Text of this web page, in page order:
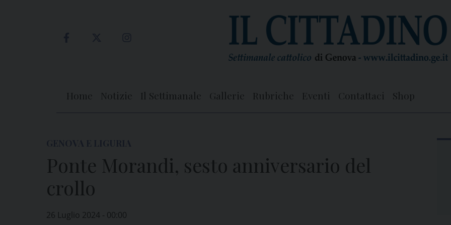
Home Notizie Il Settimanale Gallerie Rubriche Eventi Contattaci Shop
Ponte Morandi, sesto anniversario del
crollo
26 Luglio 2024 - 00:00